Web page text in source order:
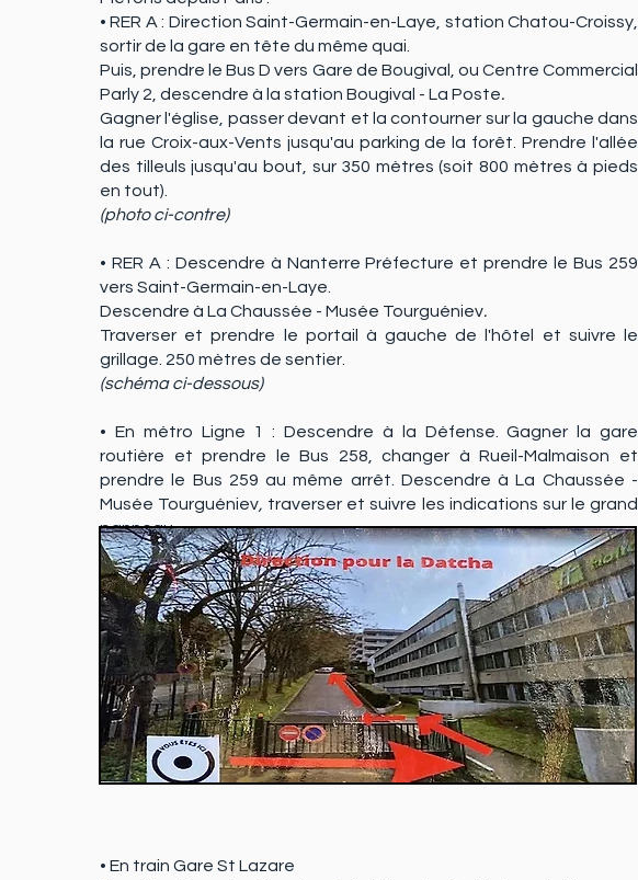
• RER A : Direction Saint-Germain-en-Laye, station Chatou-Croissy,
sortir de la gare en tête du même quai.
Puis, prendre le Bus D vers Gare de Bougival, ou Centre Commercial
Parly 2, descendre à la station Bougival - La Poste.
Gagner l'église, passer devant et la contourner sur la gauche dans
la rue Croix-aux-Vents jusqu'au parking de la forêt. Prendre l'allée
des tilleuls jusqu'au bout, sur 350 mètres (soit 800 mètres à pieds
en tout).
(photo ci-contre)
• RER A : Descendre à Nanterre Préfecture et prendre le Bus 259
vers Saint-Germain-en-Laye.
Descendre à La Chaussée - Musée Tourguéniev.
Traverser et prendre le portail à gauche de l'hôtel et suivre le
grillage. 250 mètres de sentier.
(schéma ci-dessous)
• En métro Ligne 1 : Descendre à la Défense. Gagner la gare
routière et prendre le Bus 258, changer à Rueil-Malmaison et
prendre le Bus 259 au même arrêt. Descendre à La Chaussée -
Musée Tourguéniev, traverser et suivre les indications sur le grand
panneau.
(schéma ci-dessous)
• En train Gare St Lazare